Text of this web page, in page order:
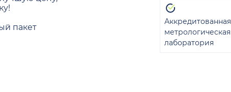
пакет
Аккредитованная
метрологическая
лаборатория